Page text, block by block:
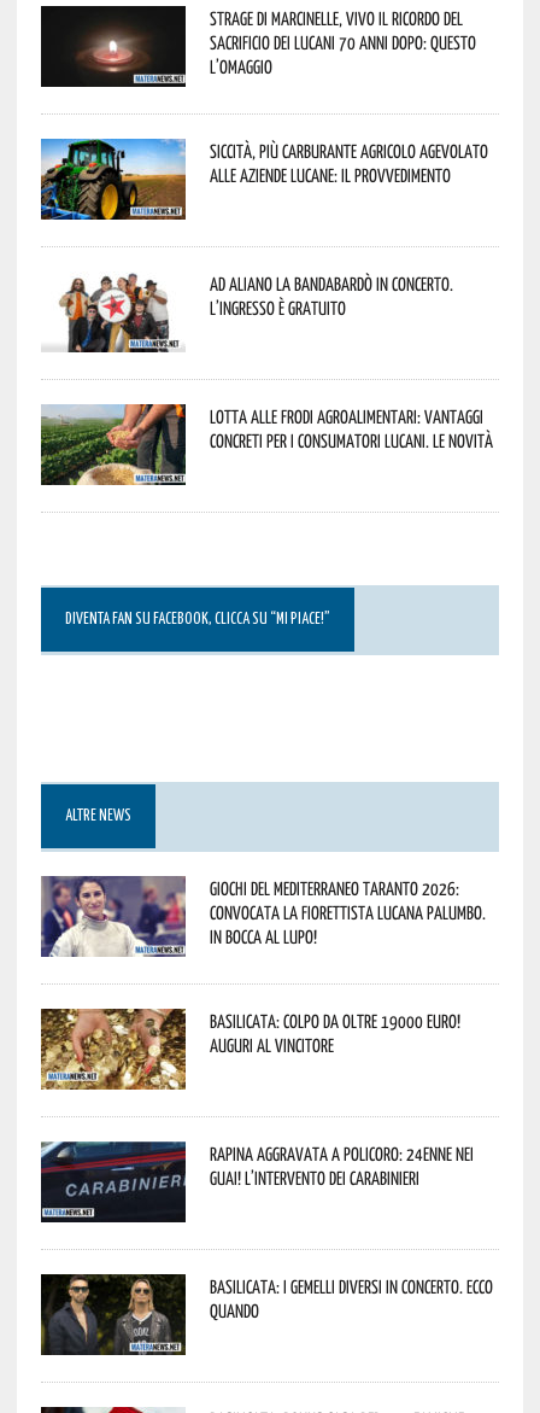
Strage di Marcinelle, vivo il ricordo del
sacrificio dei lucani 70 anni dopo: questo
l’omaggio
Siccità, più carburante agricolo agevolato
alle aziende lucane: il provvedimento
Ad Aliano la Bandabardò in concerto.
L’ingresso è gratuito
Lotta alle frodi agroalimentari: vantaggi
concreti per i consumatori lucani. Le novità
DIVENTA FAN SU FACEBOOK, CLICCA SU “MI PIACE!”
ALTRE NEWS
Giochi del Mediterraneo Taranto 2026:
convocata la fiorettista lucana Palumbo.
In bocca al lupo!
Basilicata: colpo da oltre 19000 Euro!
Auguri al vincitore
Rapina aggravata a Policoro: 24enne nei
guai! L’intervento dei Carabinieri
Basilicata: i Gemelli DiVersi in concerto. Ecco
quando